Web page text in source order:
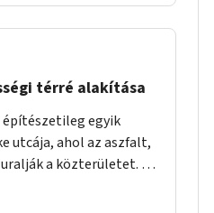
térré alakítása
építészetileg egyik
utcája, ahol az aszfalt,
a közterületet. Az